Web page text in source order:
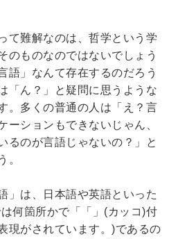
て難解なのは、哲学という学
のものなのではないでしょう
語」なんて存在するのだろう
「ん？」と疑問に思うような
。多くの普通の人は「え？言
ーションもできないじゃん、
るのが言語じゃないの？」と
。
」は、日本語や英語といった
何箇所かで「「」(カッコ)付
現がされています。)であるの